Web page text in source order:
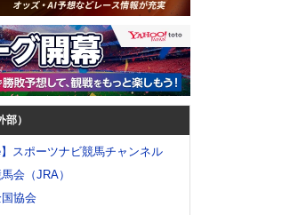
）
】スポーツナビ競馬チャンネル
会（JRA）
協会